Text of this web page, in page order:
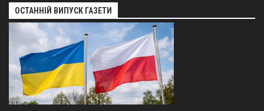
ОСТАННІЙ ВИПУСК ГАЗЕТИ